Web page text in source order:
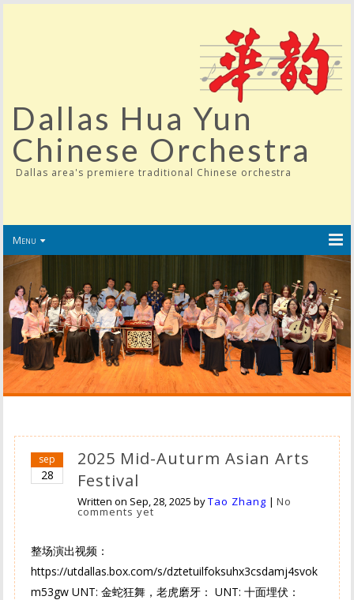
Dallas Hua Yun
Chinese Orchestra
Dallas area's premiere traditional Chinese orchestra
Menu
sep
28
2025 Mid-Auturm Asian Arts
Festival
Written on Sep, 28, 2025 byTao Zhang |No
comments yet
整场演出视频：
https://utdallas.box.com/s/dztetuilfoksuhx3csdamj4svok
m53gw UNT: 金蛇狂舞，老虎磨牙： UNT: 十面埋伏：